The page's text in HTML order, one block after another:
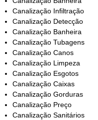
Canalização Infiltração
Canalização Detecção
Canalização Banheira
Canalização Tubagens
Canalização Canos
Canalização Limpeza
Canalização Esgotos
Canalização Caixas
Canalização Gorduras
Canalização Preço
Canalização Sanitários